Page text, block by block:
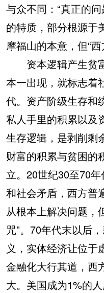
与众不同：“真正的
的特质，部分根源于
摩福山的本意，但“西
资本逻辑产生贫
本一出现，就标志着
代。资产阶级生存和
私人手里的积累以及
生存逻辑，是剥削剩
财富的积累与贫困的
立。20世纪30至70
和社会矛盾，西方普
从根本上解决问题，
咒”。70年代末以后
义，实体经济让位于
金融化大行其道，西
大。美国成为1%的